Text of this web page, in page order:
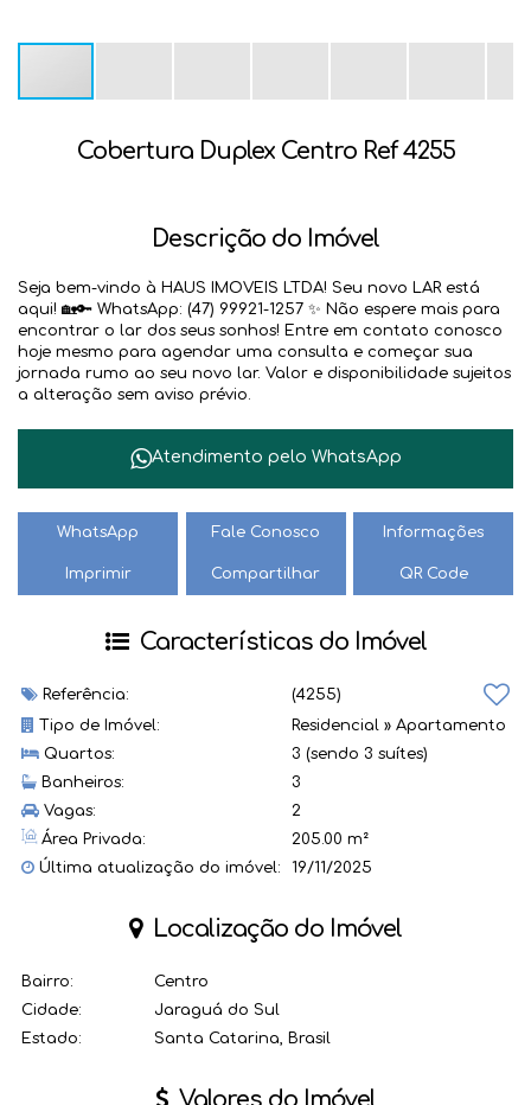
Cobertura Duplex Centro Ref 4255
Descrição do Imóvel
Seja bem-vindo à HAUS IMOVEIS LTDA! Seu novo LAR está
aqui! 🏡🔑 WhatsApp: (47) 99921-1257 ✨ Não espere mais para
encontrar o lar dos seus sonhos! Entre em contato conosco
hoje mesmo para agendar uma consulta e começar sua
jornada rumo ao seu novo lar. Valor e disponibilidade sujeitos
a alteração sem aviso prévio.
Atendimento pelo WhatsApp
WhatsApp Fale Conosco Informações
Imprimir Compartilhar QR Code
Características do Imóvel
Referência:
(4255)
Tipo de Imóvel:
Residencial » Apartamento
Quartos:
3 (sendo 3 suítes)
Banheiros:
3
Vagas:
2
Área Privada:
205.00 m²
Última atualização do imóvel:
19/11/2025
Localização do Imóvel
Bairro:
Centro
Cidade:
Jaraguá do Sul
Estado:
Santa Catarina, Brasil
Valores do Imóvel